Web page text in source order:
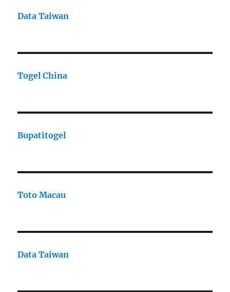
Data Taiwan
Togel China
Bupatitogel
Toto Macau
Data Taiwan